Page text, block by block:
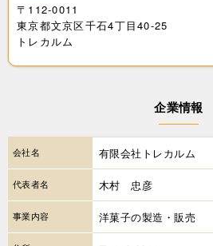
〒112-0011
東京都文京区千石4丁目40-25
トレカルム
企業情報
会社名 有限会社トレカルム
代表者名 木村 忠彦
事業内容 洋菓子の製造・販売